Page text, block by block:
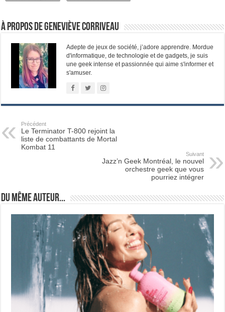
À propos de Geneviève Corriveau
Adepte de jeux de société, j’adore apprendre. Mordue
d'informatique, de technologie et de gadgets, je suis
une geek intense et passionnée qui aime s'informer et
s'amuser.
Précédent
Le Terminator T-800 rejoint la
liste de combattants de Mortal
Kombat 11
Suivant
Jazz’n Geek Montréal, le nouvel
orchestre geek que vous
pourriez intégrer
Du même auteur...